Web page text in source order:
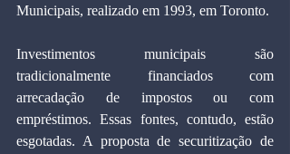
Municipais, realizado em 1993, em Toronto.
Investimentos municipais são
tradicionalmente financiados com
arrecadação de impostos ou com
empréstimos. Essas fontes, contudo, estão
esgotadas. A proposta de securitização de